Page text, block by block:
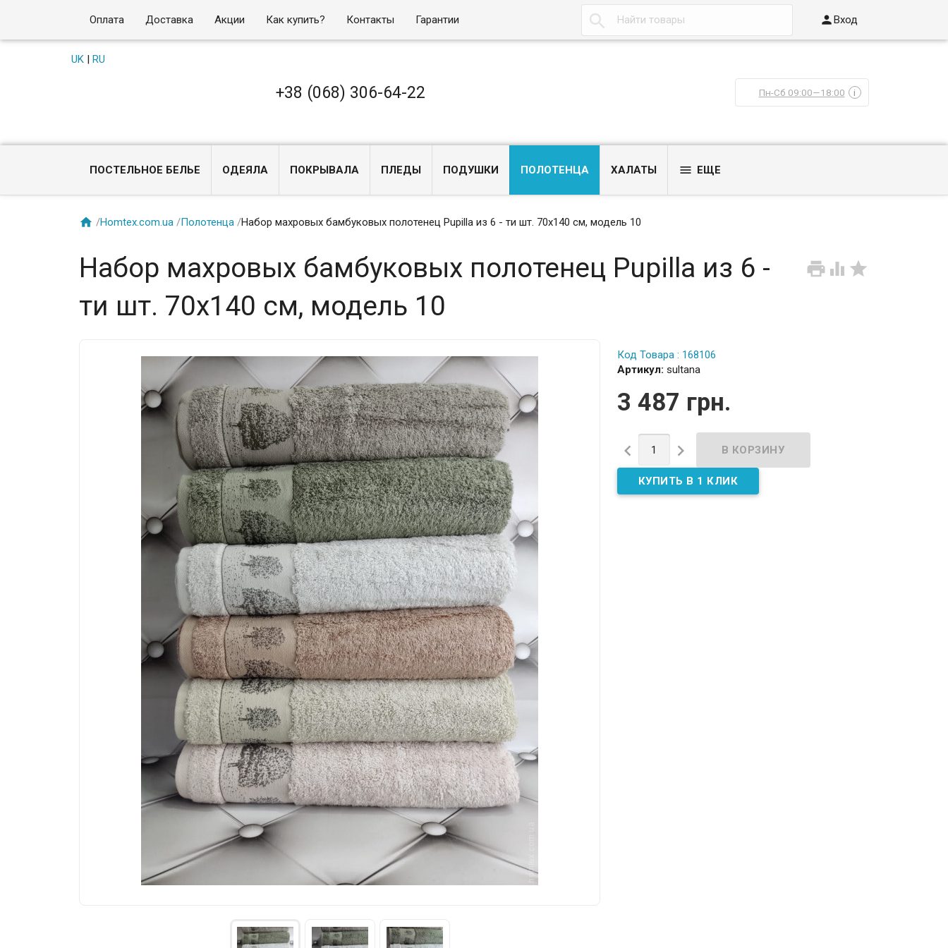
Оплата Доставка Акции Как купить? Контакты Гарантии  Вход
UK| RU
+38 (068) 306-64-22 Пн-Сб 09:00—18:00 i
ПОСТЕЛЬНОЕ БЕЛЬЕ ОДЕЯЛА ПОКРЫВАЛА ПЛЕДЫ ПОДУШКИ ПОЛОТЕНЦА ХАЛАТЫ  ЕЩЕ
 /Homtex.com.ua /Полотенца /Набор махровых бамбуковых полотенец Pupilla из 6 - ти шт. 70х140 см, модель 10
  
Набор махровых бамбуковых полотенец Pupilla из 6 -
ти шт. 70х140 см, модель 10
Код Товара : 168106
Артикул: sultana
3 487 грн.
 